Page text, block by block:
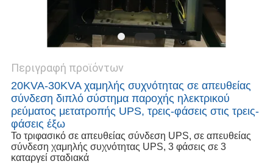
Περιγραφή προϊόντων
20KVA-30KVA χαμηλής συχνότητας σε απευθείας
σύνδεση διπλό σύστημα παροχής ηλεκτρικού
ρεύματος μετατροπής UPS, τρεις-φάσεις στις τρεις-
φάσεις έξω
Το τριφασικό σε απευθείας σύνδεση UPS, σε απευθείας
σύνδεση χαμηλής συχνότητας UPS, 3 φάσεις σε 3
καταργεί σταδιακά